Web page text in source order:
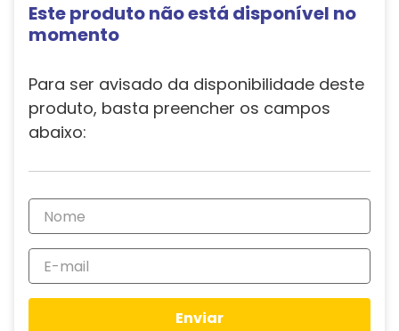
Este produto não está disponível no
momento
Para ser avisado da disponibilidade deste
produto, basta preencher os campos
abaixo:
Enviar